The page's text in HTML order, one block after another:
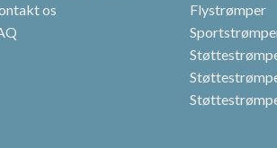
os
Flystrømper